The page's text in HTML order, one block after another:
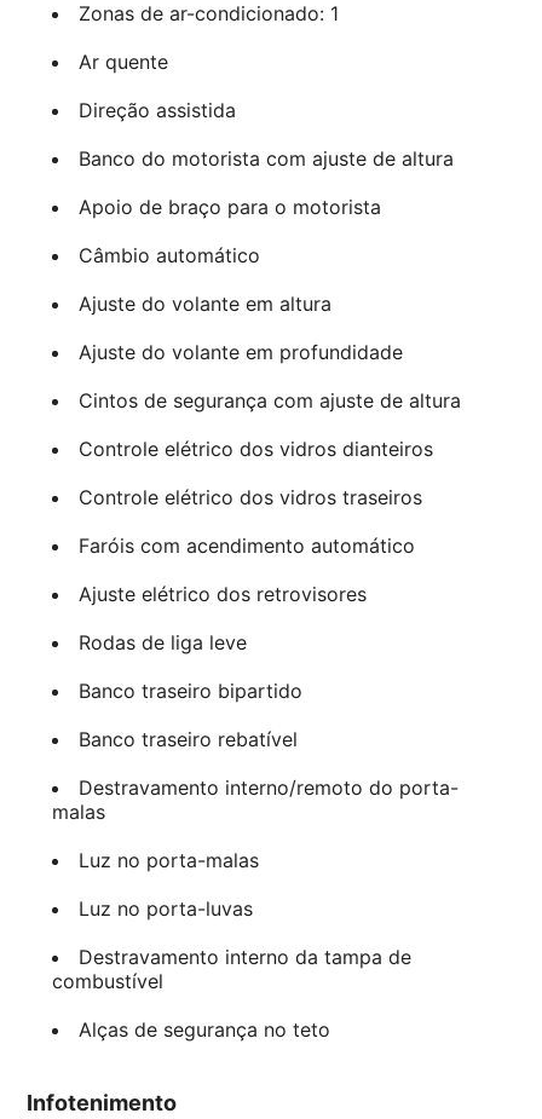
Zonas de ar-condicionado: 1
Ar quente
Direção assistida
Banco do motorista com ajuste de altura
Apoio de braço para o motorista
Câmbio automático
Ajuste do volante em altura
Ajuste do volante em profundidade
Cintos de segurança com ajuste de altura
Controle elétrico dos vidros dianteiros
Controle elétrico dos vidros traseiros
Faróis com acendimento automático
Ajuste elétrico dos retrovisores
Rodas de liga leve
Banco traseiro bipartido
Banco traseiro rebatível
Destravamento interno/remoto do porta-
malas
Luz no porta-malas
Luz no porta-luvas
Destravamento interno da tampa de
combustível
Alças de segurança no teto
Infotenimento